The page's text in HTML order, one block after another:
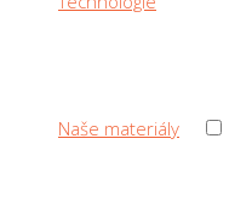
Naše materiály